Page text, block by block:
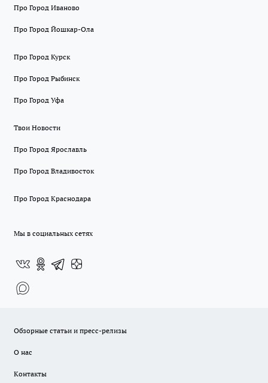
Про Город Иваново
Про Город Йошкар-Ола
Про Город Курск
Про Город Рыбинск
Про Город Уфа
Твои Новости
Про Город Ярославль
Про Город Владивосток
Про Город Краснодара
Мы в социальных сетях
Обзорные статьи и пресс-релизы
О нас
Контакты